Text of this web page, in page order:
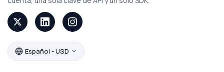
Español - USD